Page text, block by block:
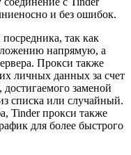
и без ошибок.
так как
напрямую, а
Прокси также
личных данных за счет
заменой
списка или случайный.
Tinder прокси также
для более быстрого